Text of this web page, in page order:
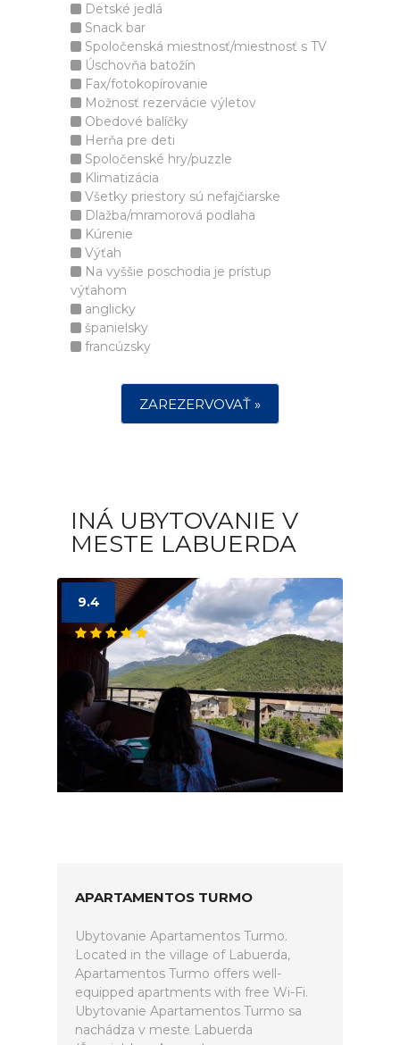
Detské jedlá
Snack bar
Spoločenská miestnosť/miestnosť s TV
Úschovňa batožín
Fax/fotokopírovanie
Možnosť rezervácie výletov
Obedové balíčky
Herňa pre deti
Spoločenské hry/puzzle
Klimatizácia
Všetky priestory sú nefajčiarske
Dlažba/mramorová podlaha
Kúrenie
Výťah
Na vyššie poschodia je prístup
výťahom
anglicky
španielsky
francúzsky
ZAREZERVOVAŤ »
INÁ UBYTOVANIE V
MESTE LABUERDA
9.4
APARTAMENTOS TURMO
Ubytovanie Apartamentos Turmo.
Located in the village of Labuerda,
Apartamentos Turmo offers well-
equipped apartments with free Wi-Fi.
Ubytovanie Apartamentos Turmo sa
nachádza v meste Labuerda